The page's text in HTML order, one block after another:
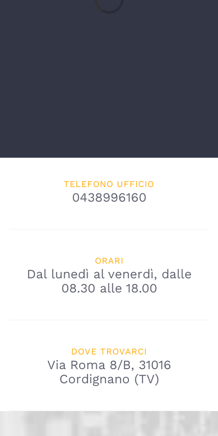
TELEFONO UFFICIO
0438996160
ORARI
Dal lunedì al venerdì, dalle
08.30 alle 18.00
DOVE TROVARCI
Via Roma 8/B, 31016
Cordignano (TV)